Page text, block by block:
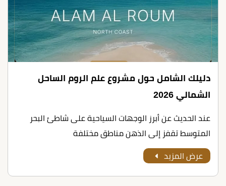
دليلك الشامل حول مشروع علم الروم الساحل
الشمالي 2026
عند الحديث عن أبرز الوجهات السياحية على شاطئ البحر
المتوسط تقفز إلى الذهن مناطق مختلفة
عرض المزيد